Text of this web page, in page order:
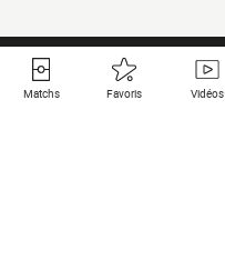
Matchs Favoris Vidéos